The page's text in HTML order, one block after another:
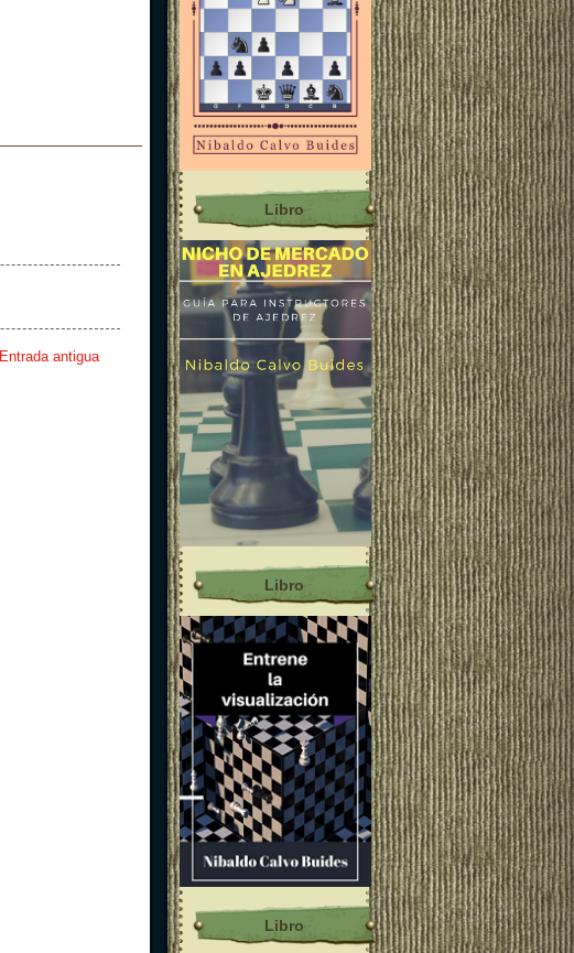
Entrada antigua
Libro
Libro
Libro